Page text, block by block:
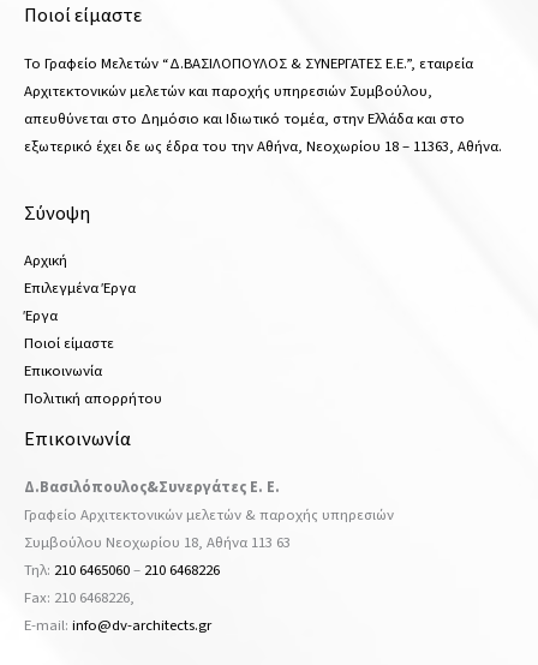
Ποιοί είμαστε
Το Γραφείο Μελετών “Δ.ΒΑΣΙΛΟΠΟΥΛΟΣ & ΣΥΝΕΡΓΑΤΕΣ Ε.Ε.”, εταιρεία
Αρχιτεκτονικών μελετών και παροχής υπηρεσιών Συμβούλου,
απευθύνεται στο Δημόσιο και Ιδιωτικό τομέα, στην Ελλάδα και στο
εξωτερικό έχει δε ως έδρα του την Αθήνα, Νεοχωρίου 18 – 11363, Αθήνα.
Σύνοψη
Αρχική
Επιλεγμένα Έργα
Έργα
Ποιοί είμαστε
Επικοινωνία
Πολιτική απορρήτου
Επικοινωνία
Δ.Βασιλόπουλος&Συνεργάτες Ε. Ε.
Γραφείο Αρχιτεκτονικών μελετών & παροχής υπηρεσιών
Συμβούλου Νεοχωρίου 18, Αθήνα 113 63
Τηλ: 210 6465060– 210 6468226
Fax: 210 6468226,
Ε-mail: info@dv-architects.gr